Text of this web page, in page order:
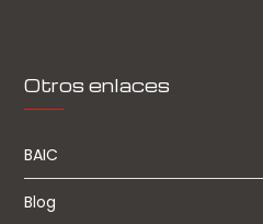
Otros enlaces
BAIC
Blog